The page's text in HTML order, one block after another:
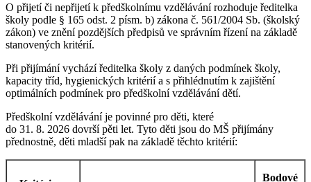
O přijetí či nepřijetí k předškolnímu vzdělávání rozhoduje ředitelka
školy podle § 165 odst. 2 písm. b) zákona č. 561/2004 Sb. (školský
zákon) ve znění pozdějších předpisů ve správním řízení na základě
stanovených kritérií.
Při přijímání vychází ředitelka školy z daných podmínek školy,
kapacity tříd, hygienických kritérií a s přihlédnutím k zajištění
optimálních podmínek pro předškolní vzdělávání dětí.
Předškolní vzdělávání je povinné pro děti, které
do 31. 8. 2026 dovrší pěti let. Tyto děti jsou do MŠ přijímány
přednostně, děti mladší pak na základě těchto kritérií:
Bodové